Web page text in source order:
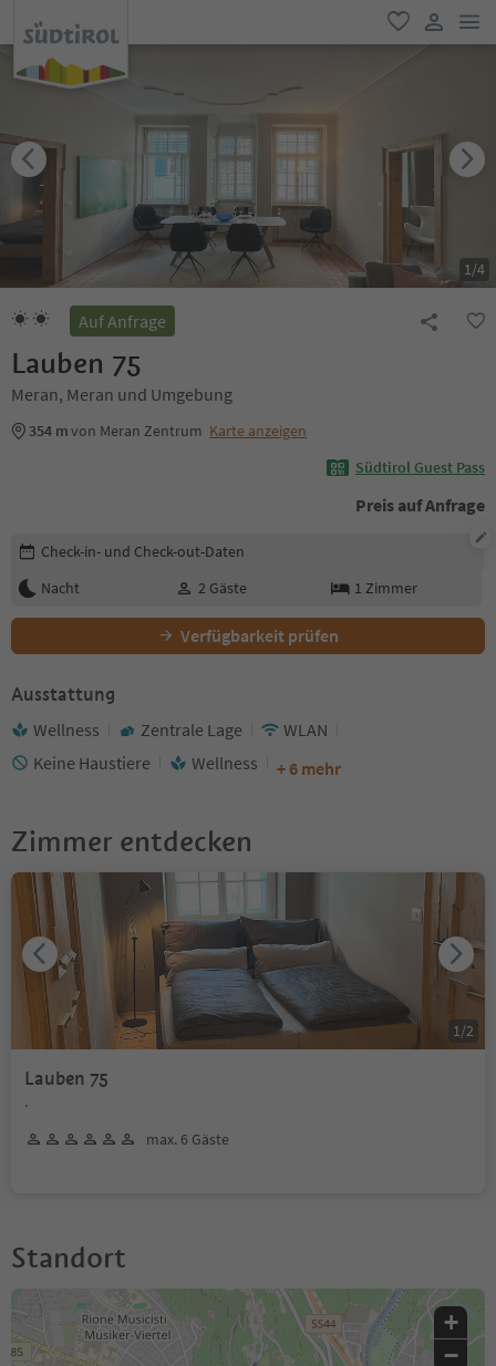
favorit
user link
1/4
Auf Anfrage
Lauben 75
Meran, Meran und Umgebung
354 mvon Meran Zentrum Karte anzeigen
Südtirol Guest Pass
Preis auf Anfrage
Buchungsdetails bearbeiten
Check-in- und Check-out-Daten
Nacht
2 Gäste 1 Zimmer
Verfügbarkeit prüfen
Ausstattung
Wellness Zentrale Lage
WLAN
Keine Haustiere
Wellness + 6 mehr
Zimmer entdecken
Lauben 75
.
max. 6 Gäste
1 /2
Standort
+
−